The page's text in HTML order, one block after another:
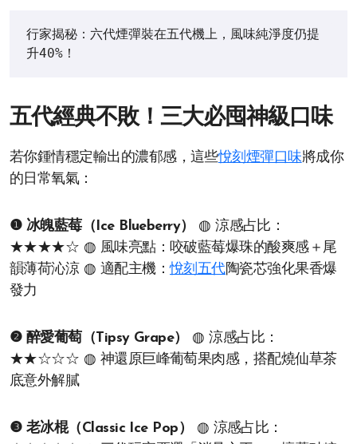
行家揭秘：六代煙彈裝在五代機上，風味純淨度仍提
升40%！
五代經典不敗！三大必囤神級口味
若你鍾情穩定輸出的濃郁感，這些悅刻煙彈口味將成你
的日常氧氣：
❶ 冰魄藍莓（Ice Blueberry）
◍ 涼感占比：
★★★★☆ ◍ 風味亮點：咬破藍莓爆珠的酸爽感＋尾
韻薄荷沁涼 ◍ 適配主機：悅刻五代陶瓷芯強化果香爆
發力
❷ 醉愛葡萄（Tipsy Grape）
◍ 涼感占比：
★★☆☆☆ ◍ 神還原巨峰葡萄果肉感，搭配燒仙草茶
底意外解膩
❸ 老冰棍（Classic Ice Pop）
◍ 涼感占比：